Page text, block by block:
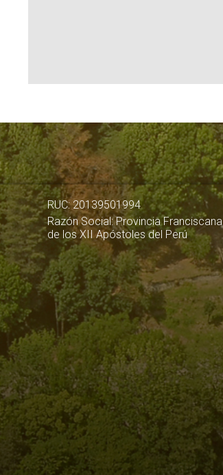
RUC: 20139501994
Razón Social: Provincia Franciscana
de los XII Apóstoles del Perú